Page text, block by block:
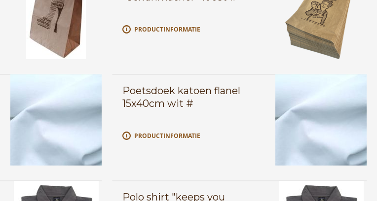
PRODUCTINFORMATIE
Poetsdoek katoen flanel
15x40cm wit #
PRODUCTINFORMATIE
Polo shirt "keeps you